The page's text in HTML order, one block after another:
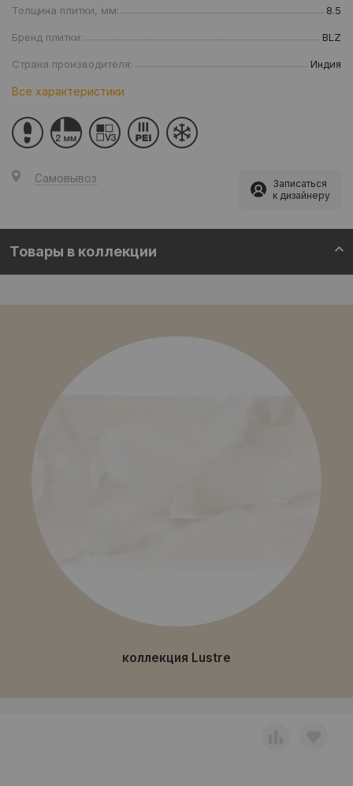
Толщина плитки, мм: 8.5
Бренд плитки: BLZ
Страна производителя: Индия
Все характеристики
Самовывоз
Записаться
к дизайнеру
Товары в коллекции
коллекция Lustre